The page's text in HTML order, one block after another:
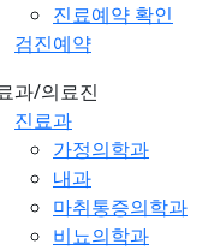
진료예약 확인
검진예약
과/의료진
진료과
가정의학과
내과
마취통증의학과
비뇨의학과